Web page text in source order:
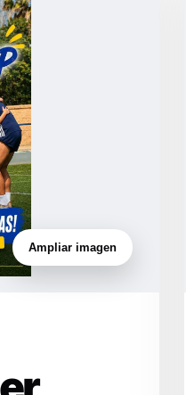
Ampliar imagen